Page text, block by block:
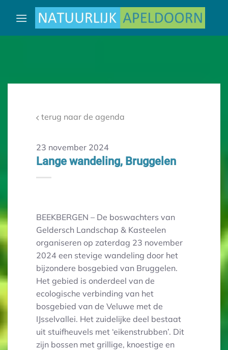
naar
terug naar de agenda
23 november 2024
Lange wandeling, Bruggelen
BEEKBERGEN – De boswachters van
Geldersch Landschap & Kasteelen
organiseren op zaterdag 23 november
2024 een stevige wandeling door het
bijzondere bosgebied van Bruggelen.
Het gebied is onderdeel van de
ecologische verbinding van het
bosgebied van de Veluwe met de
IJsselvallei. Het zuidelijke deel bestaat
uit stuifheuvels met ‘eikenstrubben’. Dit
zijn bossen met grillige, knoestige en